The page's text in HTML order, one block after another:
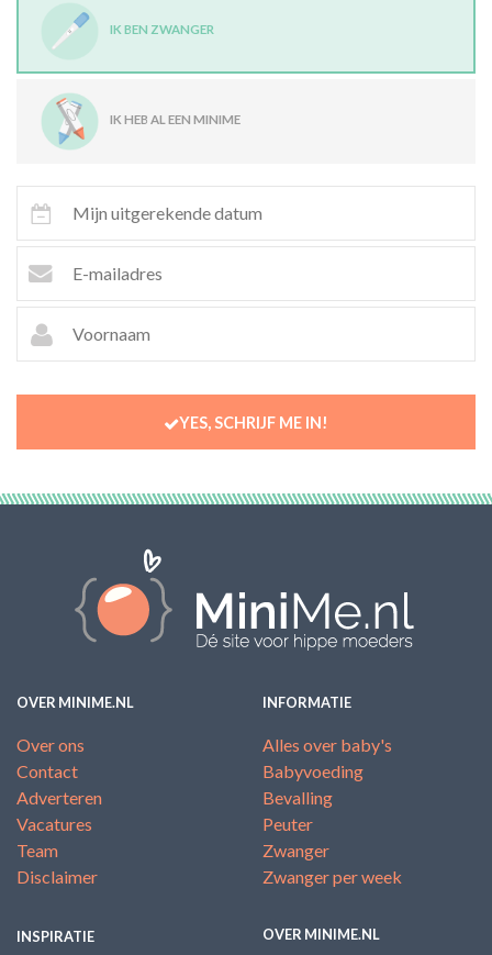
IK BEN ZWANGER
IK HEB AL EEN MINIME
YES, SCHRIJF ME IN!
OVER MINIME.NL
Over ons
Contact
Adverteren
Vacatures
Team
Disclaimer
INFORMATIE
Alles over baby's
Babyvoeding
Bevalling
Peuter
Zwanger
Zwanger per week
INSPIRATIE OVER MINIME.NL